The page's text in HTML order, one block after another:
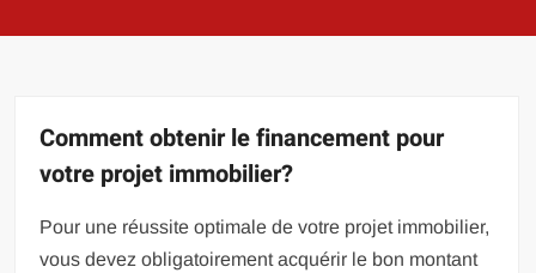
Comment obtenir le financement pour
votre projet immobilier?
Pour une réussite optimale de votre projet immobilier,
vous devez obligatoirement acquérir le bon montant